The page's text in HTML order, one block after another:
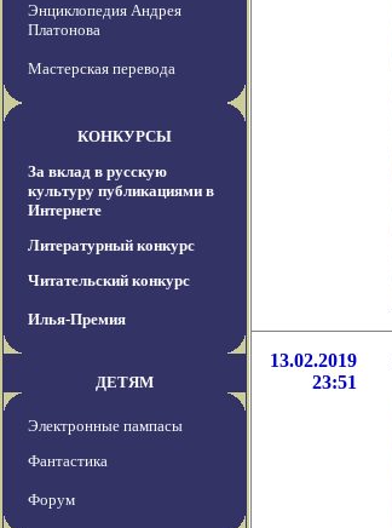
Энциклопедия Андрея
Платонова
Мастерская перевода
КОНКУРСЫ
За вклад в русскую
культуру публикациями в
Интернете
Литературный конкурс
Читательский конкурс
Илья-Премия
ДЕТЯМ
Электронные пампасы
Фантастика
Форум
13.02.2019
23:51